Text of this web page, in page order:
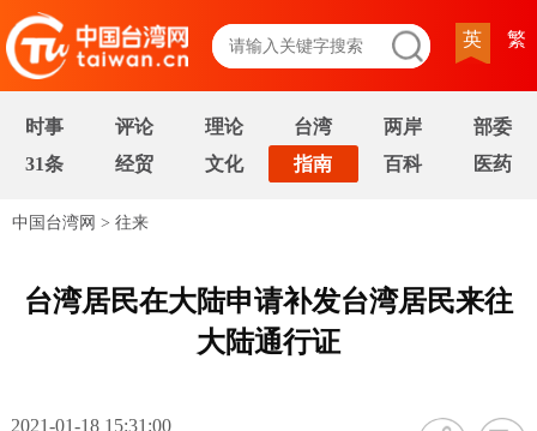
英 繁
时事 评论 理论 台湾 两岸
部委
31条
经贸 文化 指南 百科 医药
中国台湾网 > 往来
台湾居民在大陆申请补发台湾居民来往
大陆通行证
2021-01-18 15:31:00